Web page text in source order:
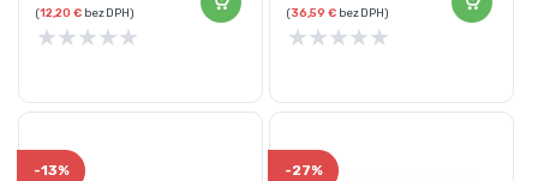
(12,20€bez DPH)
★★★★★
(36,59€bez DPH)
★★★★★
-13% -27%